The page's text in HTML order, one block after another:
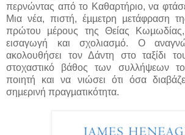
περνώντας από το Καθαρτήριο, να
Μια νέα, πιστή, έµµετρη µετάφραση
πρώτου µέρους της Θείας Κωµωδίας,
εισαγωγή και σχολιασµό. Ο
ακολουθήσει τον Δάντη στο ταξίδι
στοχαστικό βάθος των συλλήψεων
ποιητή και να νιώσει ότι όσα
σηµερινή πραγµατικότητα.